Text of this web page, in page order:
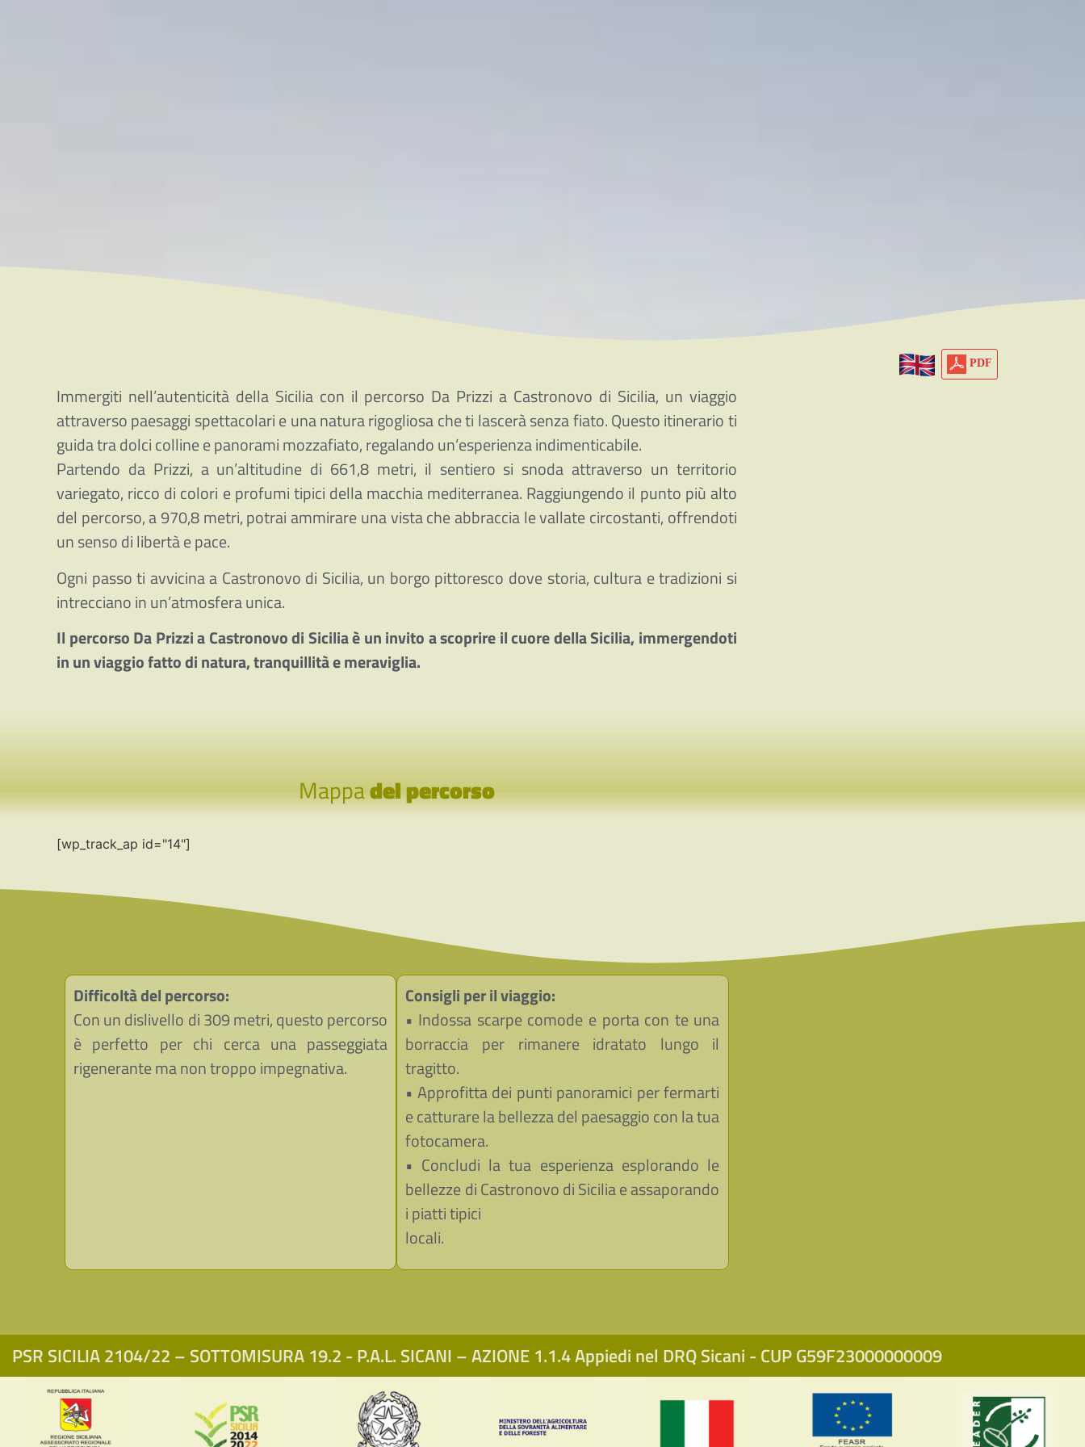
PDF
Immergiti nell’autenticità della Sicilia con il percorso Da Prizzi a Castronovo di Sicilia, un viaggio
attraverso paesaggi spettacolari e una natura rigogliosa che ti lascerà senza fiato. Questo itinerario ti
guida tra dolci colline e panorami mozzafiato, regalando un’esperienza indimenticabile.
Partendo da Prizzi, a un’altitudine di 661,8 metri, il sentiero si snoda attraverso un territorio
variegato, ricco di colori e profumi tipici della macchia mediterranea. Raggiungendo il punto più alto
del percorso, a 970,8 metri, potrai ammirare una vista che abbraccia le vallate circostanti, offrendoti
un senso di libertà e pace.
Ogni passo ti avvicina a Castronovo di Sicilia, un borgo pittoresco dove storia, cultura e tradizioni si
intrecciano in un’atmosfera unica.
Il percorso Da Prizzi a Castronovo di Sicilia è un invito a scoprire il cuore della Sicilia, immergendoti
in un viaggio fatto di natura, tranquillità e meraviglia.
Mappadel percorso
[wp_track_ap id="14"]
Difficoltà del percorso:
Con un dislivello di 309 metri, questo percorso
è perfetto per chi cerca una passeggiata
rigenerante ma non troppo impegnativa.
Consigli per il viaggio:
• Indossa scarpe comode e porta con te una
borraccia per rimanere idratato lungo il
tragitto.
• Approfitta dei punti panoramici per fermarti
e catturare la bellezza del paesaggio con la tua
fotocamera.
• Concludi la tua esperienza esplorando le
bellezze di Castronovo di Sicilia e assaporando
i piatti tipici
locali.
PSR SICILIA 2104/22 – SOTTOMISURA 19.2 - P.A.L. SICANI – AZIONE 1.1.4 Appiedi nel DRQ Sicani - CUP G59F23000000009